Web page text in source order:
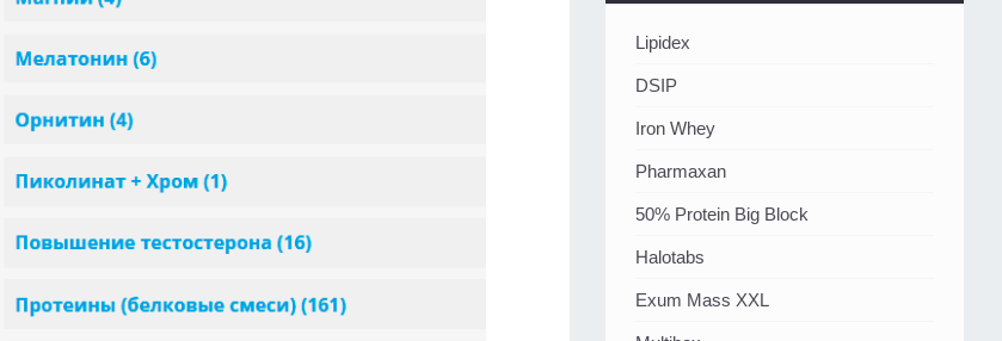
Lipidex
DSIP
Iron Whey
Pharmaxan
50% Protein Big Block
Halotabs
Exum Mass XXL